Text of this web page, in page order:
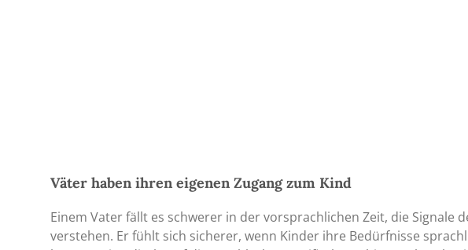
Väter haben ihren eigenen Zugang zum Kind
Einem Vater fällt es schwerer in der vorsprachlichen Zeit, die Signale
verstehen. Er fühlt sich sicherer, wenn Kinder ihre Bedürfnisse